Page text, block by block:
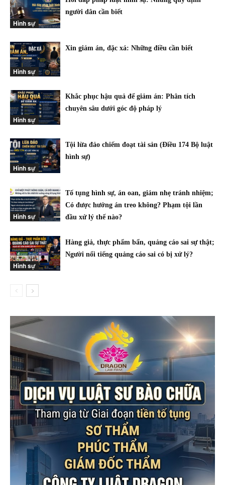
Hình sự
người dân cần biết
Hình sự
Xin giảm án, đặc xá: Những điều cần biết
Hình sự
Khắc phục hậu quả để giảm án: Phân tích
chuyên sâu dưới góc độ pháp lý
Hình sự
Tội lừa đảo chiếm đoạt tài sản (Điều 174 Bộ luật
hình sự)
Hình sự
Tố tụng hình sự, án oan, giảm nhẹ tránh nhiệm;
Có được hưởng án treo không? Phạm tội lần
đầu xử lý thế nào?
Hình sự
Hàng giả, thực phẩm bẩn, quảng cáo sai sự thật;
Người nổi tiếng quảng cáo sai có bị xử lý?